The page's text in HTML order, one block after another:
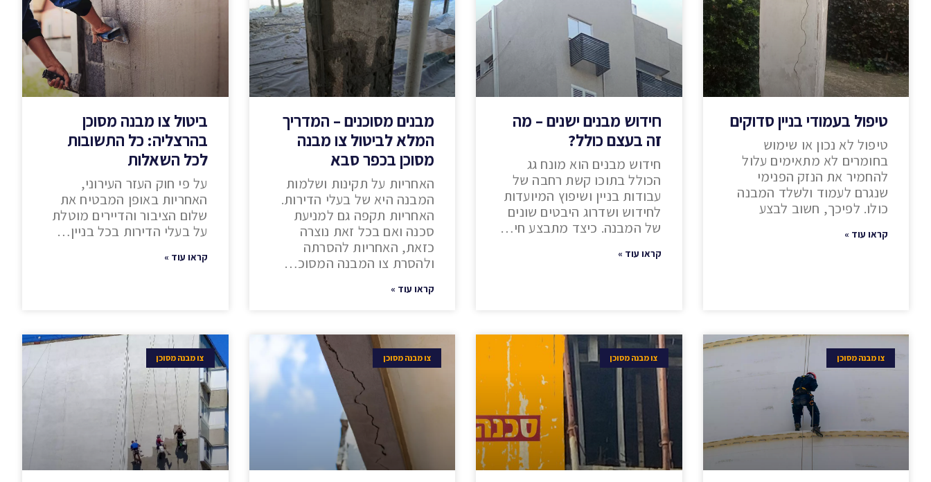
טיפול בעמודי בניין סדוקים
טיפול לא נכון או שימוש
בחומרים לא מתאימים עלול
להחמיר את הנזק הפנימי
שנגרם לעמוד ולשלד המבנה
כולו. לפיכך, חשוב לבצע
קראו עוד »
חידוש מבנים ישנים – מה
זה בעצם כולל?
חידוש מבנים הוא מונח גג
הכולל בתוכו קשת רחבה של
עבודות בניין ושיפוץ המיועדות
לחידוש ושדרוג היבטים שונים
של המבנה. כיצד מתבצע חי…
קראו עוד »
מבנים מסוכנים – המדריך
המלא לביטול צו מבנה
מסוכן בכפר סבא
האחריות על תקינות ושלמות
המבנה היא של בעלי הדירות.
האחריות תקפה גם למניעת
סכנה ואם בכל זאת נוצרה
כזאת, האחריות להסרתה
ולהסרת צו המבנה המסוכ…
קראו עוד »
ביטול צו מבנה מסוכן
בהרצליה: כל התשובות
לכל השאלות
על פי חוק העזר העירוני,
האחריות באופן המבטיח את
שלום הציבור והדיירים מוטלת
על בעלי הדירות בכל בניין…
קראו עוד »
צו מבנה מסוכן צו מבנה מסוכן צו מבנה מסוכן צו מבנה מסוכן